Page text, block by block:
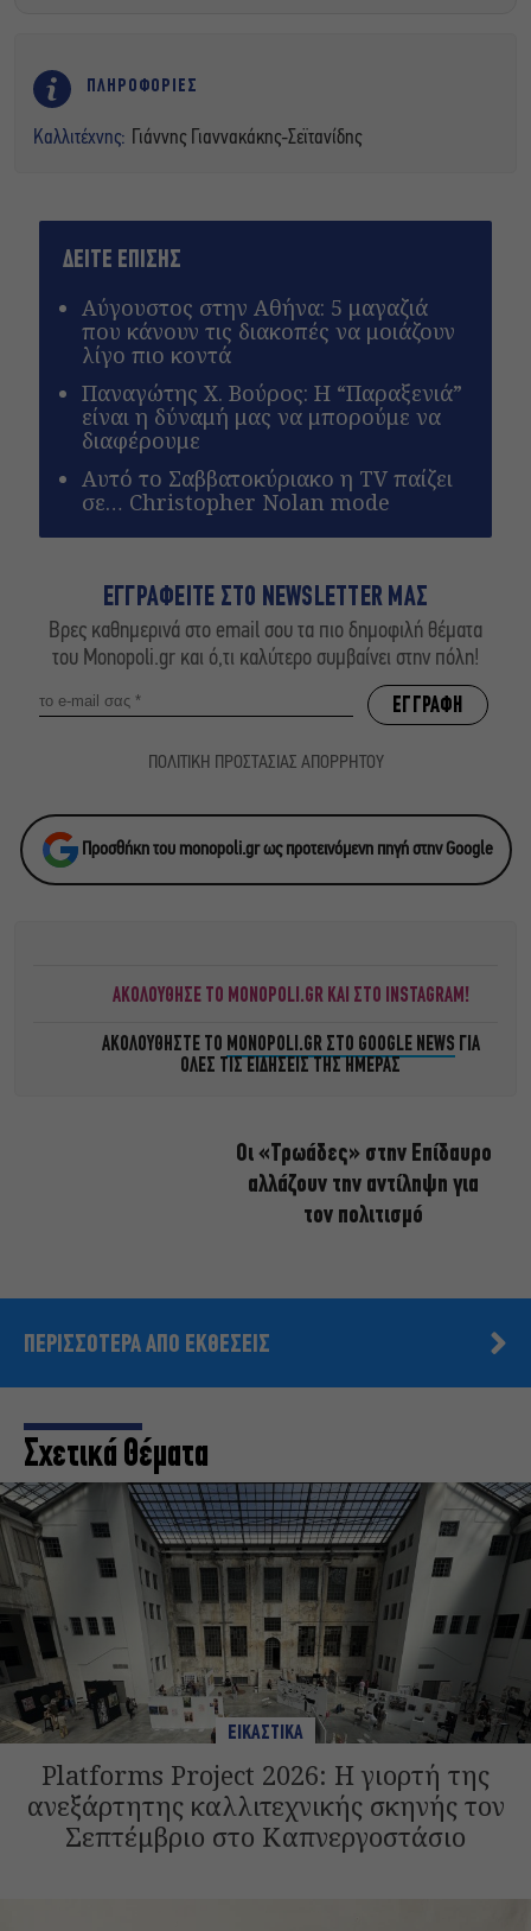
ΠΛΗΡΟΦΟΡΙΕΣ
Καλλιτέχνης: Γιάννης Γιαννακάκης-Σεϊτανίδης
ΔΕΙΤΕ ΕΠΙΣΗΣ
Αύγουστος στην Αθήνα: 5 μαγαζιά
που κάνουν τις διακοπές να μοιάζουν
λίγο πιο κοντά
Παναγώτης Χ. Βούρος: Η “Παραξενιά”
είναι η δύναμή μας να μπορούμε να
διαφέρουμε
Αυτό το Σαββατοκύριακο η TV παίζει
σε… Christopher Nolan mode
ΕΓΓΡΑΦΕΙΤΕ ΣΤΟ NEWSLETTER ΜΑΣ
Βρες καθημερινά στο email σου τα πιο δημοφιλή θέματα
του Monopoli.gr και ό,τι καλύτερο συμβαίνει στην πόλη!
ΠΟΛΙΤΙΚΗ ΠΡΟΣΤΑΣΙΑΣ ΑΠΟΡΡΗΤΟΥ
Προσθήκη του monopoli.gr ως προτεινόμενη πηγή στην Google
ΑΚΟΛΟΥΘΗΣΕ ΤΟ MONOPOLI.GR ΚΑΙ ΣΤΟ INSTAGRAM!
ΑΚΟΛΟΥΘΗΣΤΕ ΤΟ MONOPOLI.GR ΣΤΟ GOOGLE NEWS ΓΙΑ
ΟΛΕΣ ΤΙΣ ΕΙΔΗΣΕΙΣ ΤΗΣ ΗΜΕΡΑΣ
Οι «Τρωάδες» στην Επίδαυρο
αλλάζουν την αντίληψη για
τον πολιτισμό
ΠΕΡΙΣΣΟΤΕΡΑ ΑΠΟ ΕΚΘΕΣΕΙΣ
Σχετικά Θέματα
ΕΙΚΑΣΤΙΚΑ
Platforms Project 2026: Η γιορτή της
ανεξάρτητης καλλιτεχνικής σκηνής τον
Σεπτέμβριο στο Καπνεργοστάσιο